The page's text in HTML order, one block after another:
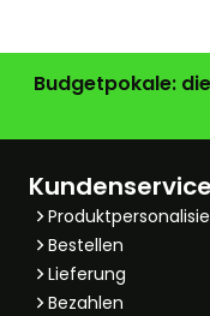
Budgetpokale:
Kundenservice
Bestellen
Lieferung
Bezahlen